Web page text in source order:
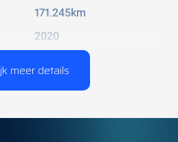
171.245km
2020
meer details